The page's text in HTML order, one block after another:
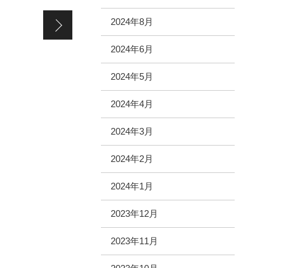
イルミネーションin大分駅
2024年8月
2024年6月
2024年5月
2024年4月
2024年3月
2024年2月
2024年1月
2023年12月
2023年11月